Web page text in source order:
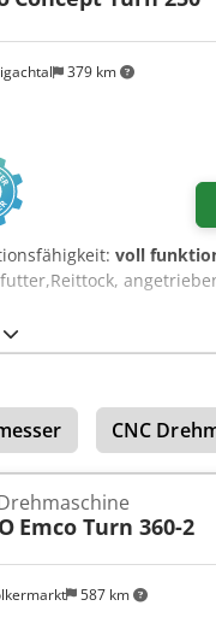
Ssfx Afdoa
379 km
voll
CNC
587 km
Emco Turn 360-2